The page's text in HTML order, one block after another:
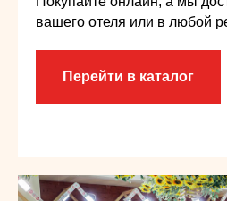
вашего отеля или в любой
Перейти в каталог